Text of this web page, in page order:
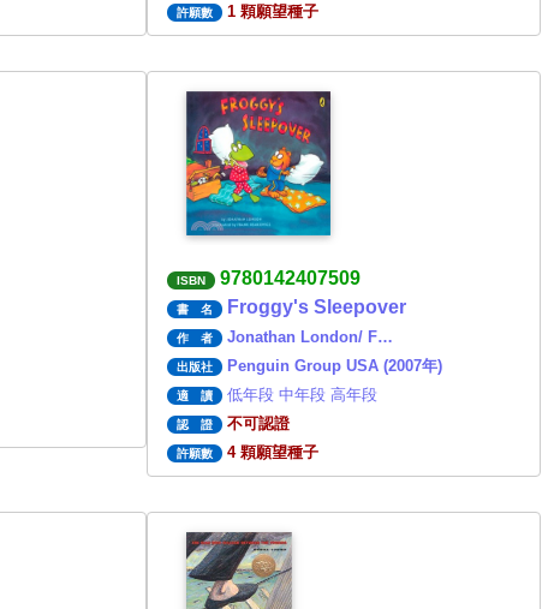
許願數 1 顆願望種子
ISBN 9780142407509
書 名 Froggy's Sleepover
作 者 Jonathan London/ F…
出版社 Penguin Group USA (2007年)
適 讀 低年段 中年段 高年段
認 證 不可認證
許願數 4 顆願望種子